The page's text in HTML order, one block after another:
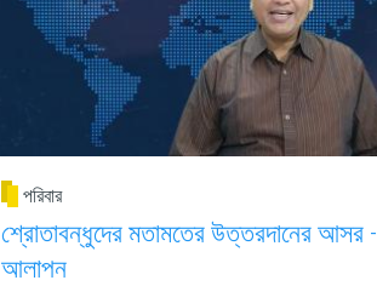
পরিবার
শ্রোতাবন্ধুদের মতামতের উত্তরদানের আসর -
আলাপন